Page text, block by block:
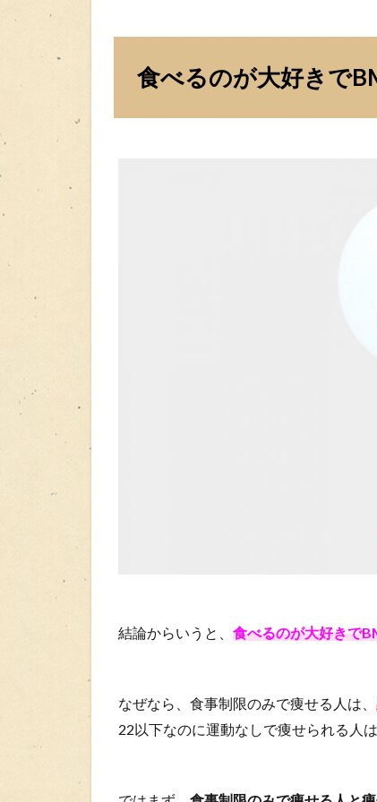
食べるのが大好きで
結論からいうと、 食べるのが大好きで
なぜなら、食事制限のみで痩せる人は、
22以下なのに運動なしで痩せられる人は